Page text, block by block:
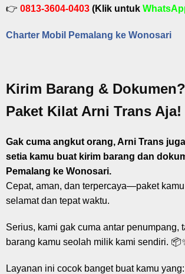
👉 0813-3604-0403 (Klik untuk
Charter Mobil Pemalang ke Wonosari
Kirim Barang &
Paket Kilat Arni Trans Aja!
Gak cuma angkut orang, Arni Trans
setia kamu buat kirim barang dan
Pemalang ke Wonosari.
Cepat, aman, dan terpercaya—paket
selamat dan tepat waktu.
Serius, kami gak cuma antar penumpang,
barang kamu seolah milik kami sendiri.
Layanan ini cocok banget buat kamu yang: